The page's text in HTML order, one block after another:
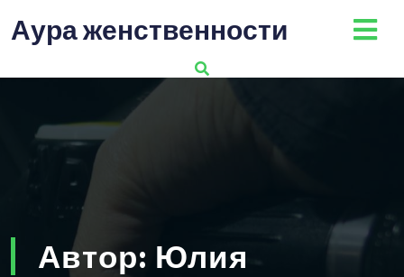
содержимому
Аура женственности
Автор: Юлия